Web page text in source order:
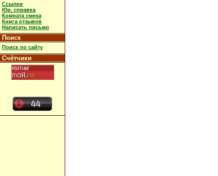
Ссылки
Юр. справка
Комната смеха
Книга отзывов
Написать письмо
Поиск
Поиск по сайту
Счётчики